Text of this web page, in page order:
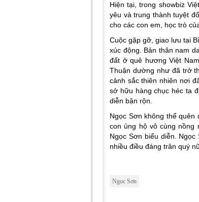
Hiện tại, trong showbiz
yêu và trung thành tuyệt
cho các con em, học trò
Cuộc gặp gỡ, giao lưu tại
xúc động. Bản thân nam
đất ở quê hương Việt
Thuận dường như đã trở
cảnh sắc thiên nhiên nơi
sở hữu hàng chục héc ta
diễn bận rộn.
Ngọc Sơn không thể
con ủng hộ vô cùng nồng
Ngọc Sơn biểu diễn.
nhiều điều đáng trân quý
Ngọc Sơn